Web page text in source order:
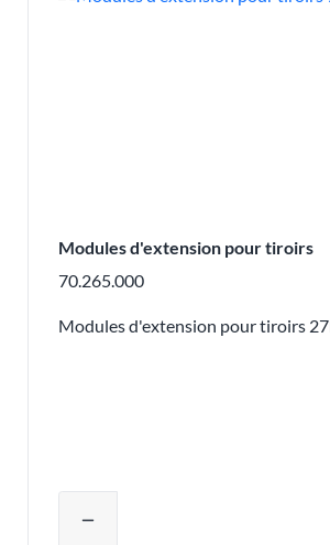
Modules d'extension pour tiroirs
70.265.000
Modules d'extension pour tiroirs
remove